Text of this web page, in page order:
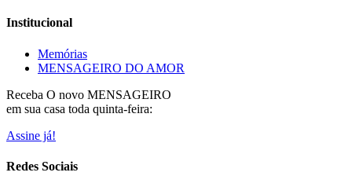
Institucional
Memórias
MENSAGEIRO DO AMOR
Receba O novo MENSAGEIRO
em sua casa toda quinta-feira:
Assine já!
Redes Sociais